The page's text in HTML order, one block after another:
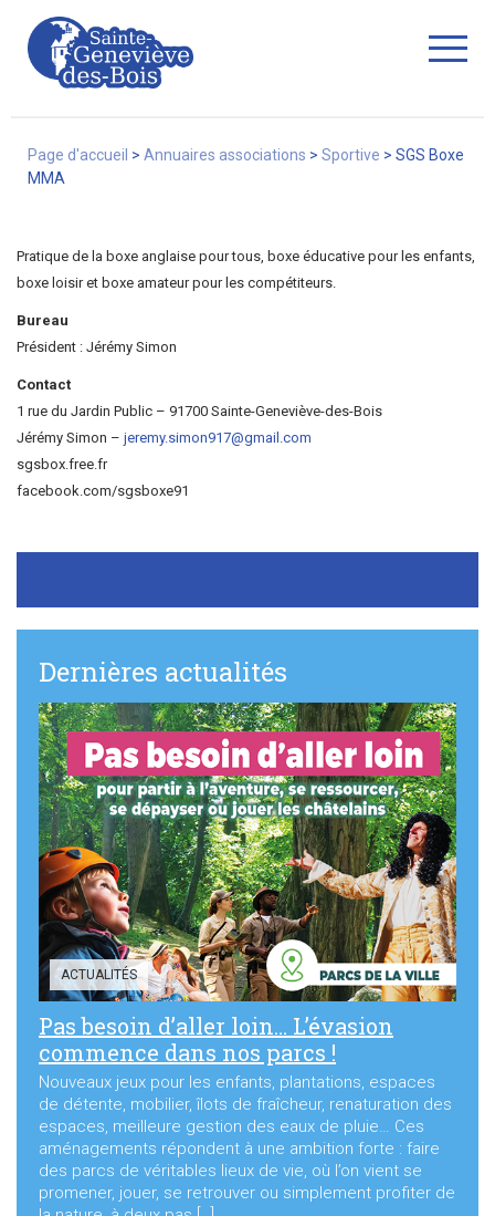
La Ville
Services
Commerces/associations
Sortir à Ste Gen’
Page d'accueil > Annuaires associations > Sportive > SGS Boxe
MMA
Pratique de la boxe anglaise pour tous, boxe éducative pour les enfants,
boxe loisir et boxe amateur pour les compétiteurs.
Bureau
Président : Jérémy Simon
Contact
1 rue du Jardin Public – 91700 Sainte-Geneviève-des-Bois
Jérémy Simon – jeremy.simon917@gmail.com
sgsbox.free.fr
facebook.com/sgsboxe91
Dernières actualités
ACTUALITÉS
Pas besoin d’aller loin… L’évasion
commence dans nos parcs !
Nouveaux jeux pour les enfants, plantations, espaces
de détente, mobilier, îlots de fraîcheur, renaturation des
espaces, meilleure gestion des eaux de pluie… Ces
aménagements répondent à une ambition forte : faire
des parcs de véritables lieux de vie, où l’on vient se
promener, jouer, se retrouver ou simplement profiter de